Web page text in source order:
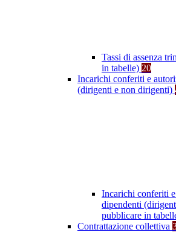
Tassi di assenza
in tabelle) 20
Incarichi conferiti e
(dirigenti e non dirigenti)
Incarichi conferiti
dipendenti
pubblicare in
Contrattazione collettiva